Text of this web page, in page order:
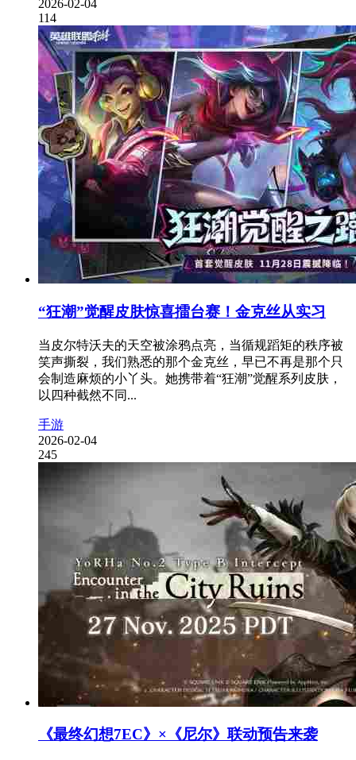
2026-02-04
114
“狂潮”觉醒皮肤惊喜擂台赛！金克丝从实习
当皮尔特沃夫的天空被涂鸦点亮，当循规蹈矩的秩序被
笑声撕裂，我们熟悉的那个金克丝，早已不再是那个只
会制造麻烦的小丫头。她携带着“狂潮”觉醒系列皮肤，
以四种截然不同...
手游
2026-02-04
245
《最终幻想7EC》×《尼尔》联动预告来袭